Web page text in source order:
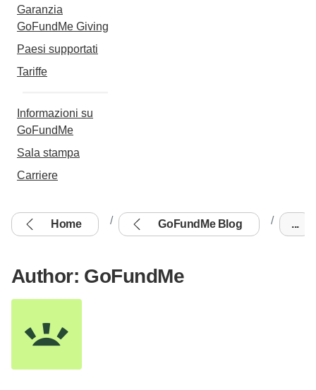
Garanzia
GoFundMe Giving
Paesi supportati
Tariffe
Informazioni su
GoFundMe
Sala stampa
Carriere
Home GoFundMe Blog ...
Author: GoFundMe